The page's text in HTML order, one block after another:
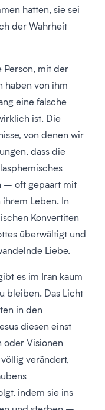
hatten, sie sei
der Wahrheit
Person, mit der
haben von ihm
eine falsche
ist. Die
von denen wir
dass die
– oft gepaart mit
Leben. In
Konvertiten
überwältigt und
Liebe.
es im Iran kaum
bleiben. Das Licht
in den
diesen einst
oder Visionen
verändert,
indem sie ins